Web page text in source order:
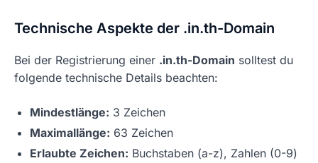
Technische Aspekte der .in.th-Domain
Bei der Registrierung einer .in.th-Domain solltest du
folgende technische Details beachten:
Mindestlänge: 3 Zeichen
Maximallänge: 63 Zeichen
Erlaubte Zeichen: Buchstaben (a-z), Zahlen (0-9)